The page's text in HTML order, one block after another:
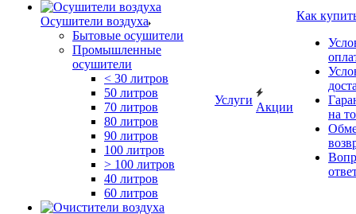
Осушители воздуха
Бытовые осушители
Промышленные
осушители
< 30 литров
50 литров
70 литров
80 литров
90 литров
100 литров
> 100 литров
40 литров
60 литров
Услуги
Акции
Как
на